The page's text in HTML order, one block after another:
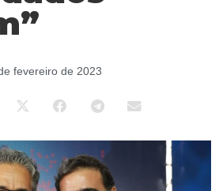
fevereiro de 2023